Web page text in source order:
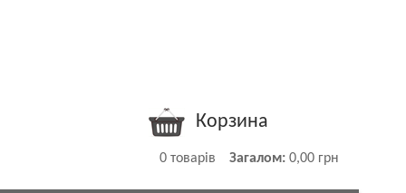
Корзина
0 товарів Загалом: 0,00 грн